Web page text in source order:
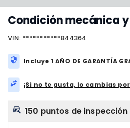
Condición mecánica
VIN: ***********844364
Incluye 1 AÑO DE GARANTÍA
¡Si no te gusta, lo cambias
150 puntos de inspección